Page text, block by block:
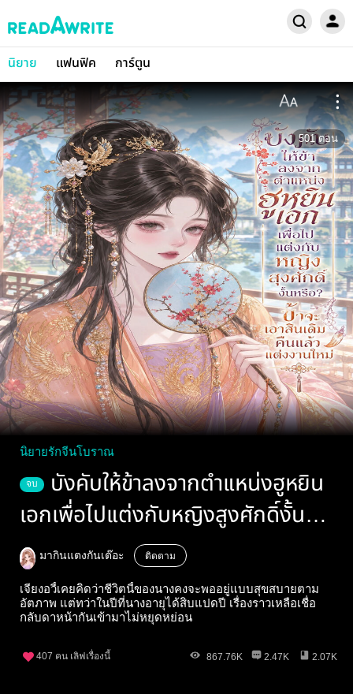
นิยาย แฟนฟิค การ์ตูน
501 ตอน
นิยายรักจีนโบราณ
จบ
บังคับให้ข้าลงจากตำแหน่งฮูหยิน
เอกเพื่อไปแต่งกับหญิงสูงศักดิ์งั้น
หรือ? ข้าจะเอาสินเดิมคืนแล้วแต่งงาน
ใหม่
มากินแตงกันเต๊อะ ติดตาม
เจียงอวี้เคยคิดว่าชีวิตนี้ของนางคงจะพออยู่แบบสุขสบายตาม
อัตภาพ แต่ทว่าในปีที่นางอายุได้สิบแปดปี เรื่องราวเหลือเชื่อ
กลับดาหน้ากันเข้ามาไม่หยุดหย่อน
407 คน เลิฟเรื่องนี้ 867.76K 2.47K 2.07K